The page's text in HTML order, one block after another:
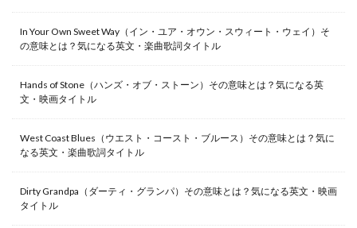
In Your Own Sweet Way（イン・ユア・オウン・スウィート・ウェイ）そ
の意味とは？気になる英文・楽曲歌詞タイトル
Hands of Stone（ハンズ・オブ・ストーン）その意味とは？気になる英
文・映画タイトル
West Coast Blues（ウエスト・コースト・ブルース）その意味とは？気に
なる英文・楽曲歌詞タイトル
Dirty Grandpa（ダーティ・グランパ）その意味とは？気になる英文・映画
タイトル